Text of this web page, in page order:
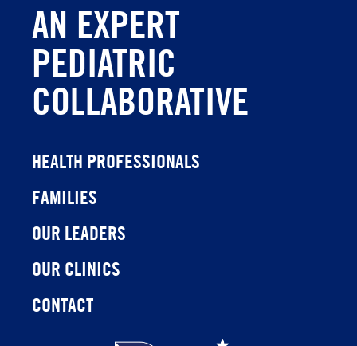
AN EXPERT
PEDIATRIC
COLLABORATIVE
HEALTH PROFESSIONALS
FAMILIES
OUR LEADERS
OUR CLINICS
CONTACT